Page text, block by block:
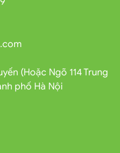
(Hoặc Ngõ 114 Trung
phố Hà Nội